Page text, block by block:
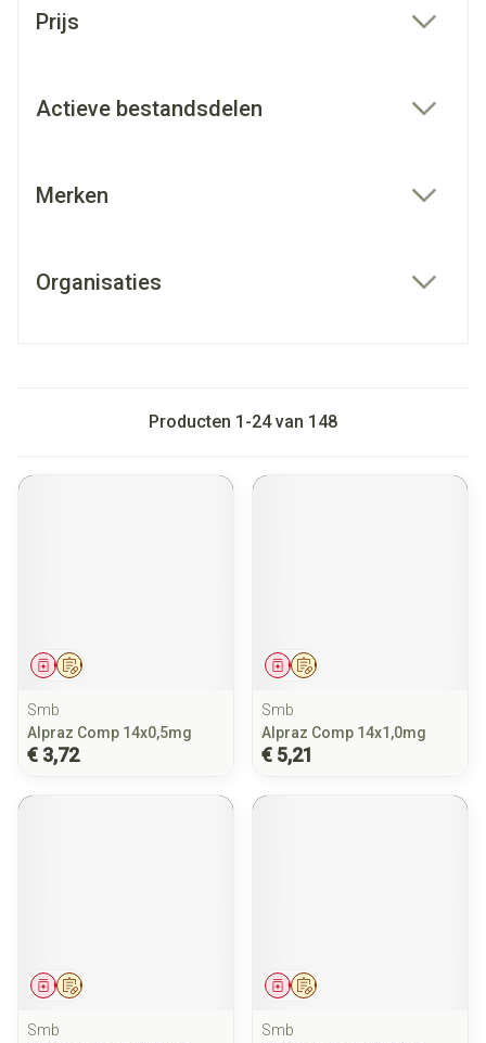
Prijs
Actieve bestandsdelen
Merken
Organisaties
Producten 1 -24van 148
Op voorschrift
Geneesmiddel
Smb
Alpraz Comp 14x0,5mg
€ 3,72
Op voorschrift
Geneesmiddel
Smb
Alpraz Comp 14x1,0mg
€ 5,21
Op voorschrift
Geneesmiddel
Smb
Op voorschrift
Geneesmiddel
Smb